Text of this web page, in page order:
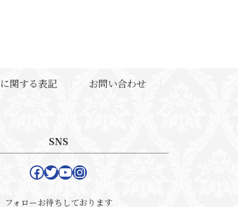
関する表記 お問い合わせ
SNS
Facebook
Twitter
YouTube
Instagram
フォローお待ちしております